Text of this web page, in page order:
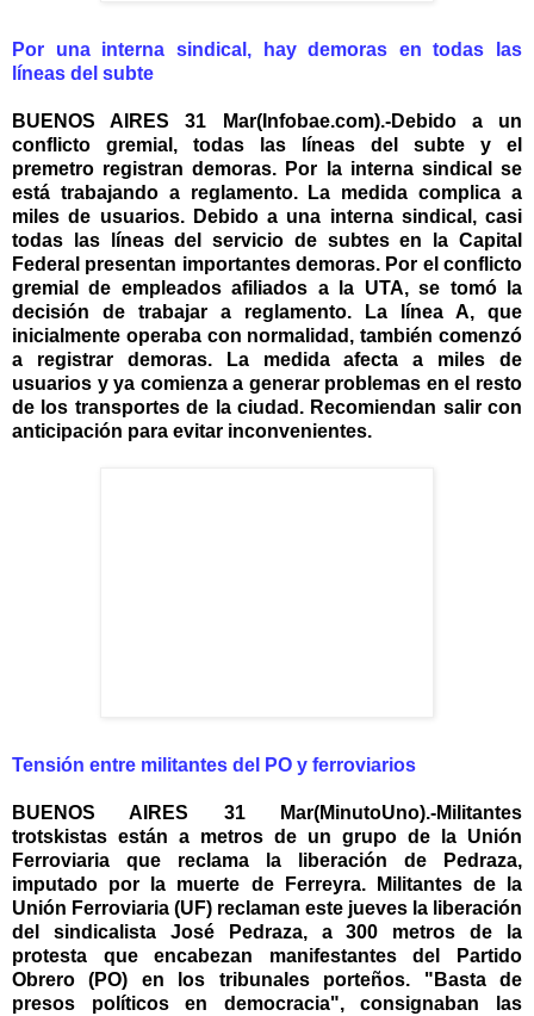
Por una interna sindical, hay demoras en todas las
líneas del subte
BUENOS AIRES 31 Mar(Infobae.com).-Debido a un
conflicto gremial, todas las líneas del subte y el
premetro registran demoras. Por la interna sindical se
está trabajando a reglamento. La medida complica a
miles de usuarios. Debido a una interna sindical, casi
todas las líneas del servicio de subtes en la Capital
Federal presentan importantes demoras. Por el conflicto
gremial de empleados afiliados a la UTA, se tomó la
decisión de trabajar a reglamento. La línea A, que
inicialmente operaba con normalidad, también comenzó
a registrar demoras. La medida afecta a miles de
usuarios y ya comienza a generar problemas en el resto
de los transportes de la ciudad. Recomiendan salir con
anticipación para evitar inconvenientes.
Tensión entre militantes del PO y ferroviarios
BUENOS AIRES 31 Mar(MinutoUno).-Militantes
trotskistas están a metros de un grupo de la Unión
Ferroviaria que reclama la liberación de Pedraza,
imputado por la muerte de Ferreyra. Militantes de la
Unión Ferroviaria (UF) reclaman este jueves la liberación
del sindicalista José Pedraza, a 300 metros de la
protesta que encabezan manifestantes del Partido
Obrero (PO) en los tribunales porteños. "Basta de
presos políticos en democracia", consignaban las